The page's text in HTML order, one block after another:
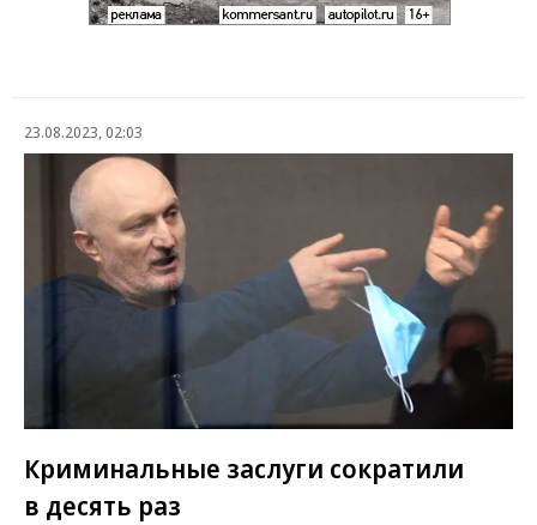
23.08.2023, 02:03
Криминальные заслуги сократили
в десять раз